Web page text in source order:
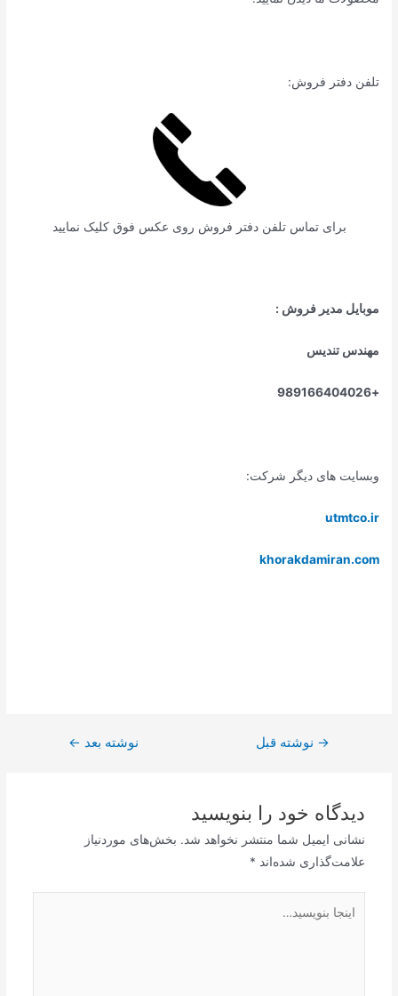
تلفن دفتر فروش:
برای تماس تلفن دفتر فروش روی عکس فوق کلیک نمایید
موبایل مدیر فروش :
مهندس تندیس
+989166404026
وبسایت های دیگر شرکت:
utmtco.ir
khorakdamiran.com
→ نوشته قبل نوشته بعد ←
دیدگاه‌ خود را بنویسید
نشانی ایمیل شما منتشر نخواهد شد. بخش‌های موردنیاز
علامت‌گذاری شده‌اند *